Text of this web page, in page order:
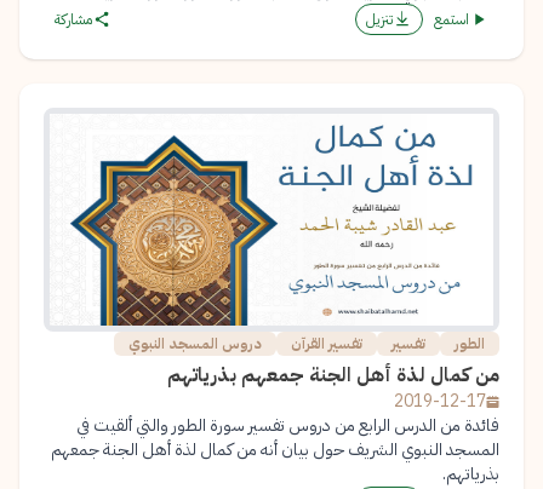
استمع تنزيل مشاركة
الطور تفسير تفسير القرآن دروس المسجد النبوي
من كمال لذة أهل الجنة جمعهم بذرياتهم
2019-12-17
فائدة من الدرس الرابع من دروس تفسير سورة الطور والتي ألقيت في
المسجد النبوي الشريف حول بيان أنه من كمال لذة أهل الجنة جمعهم
بذرياتهم.